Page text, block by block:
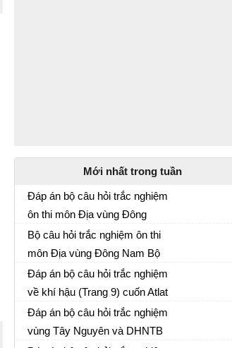
Mới nhất trong tuần
Đáp án bộ câu hỏi trắc nghiệm
ôn thi môn Địa vùng Đông
Nam Bộ
Ôn tập Địa lí 12
Bộ câu hỏi trắc nghiệm ôn thi
môn Địa vùng Đông Nam Bộ
Ôn tập Địa lí 12
Đáp án bộ câu hỏi trắc nghiệm
về khí hậu (Trang 9) cuốn Atlat
địa lí
Đáp án bộ câu hỏi trắc nghiệm
vùng Tây Nguyên và DHNTB